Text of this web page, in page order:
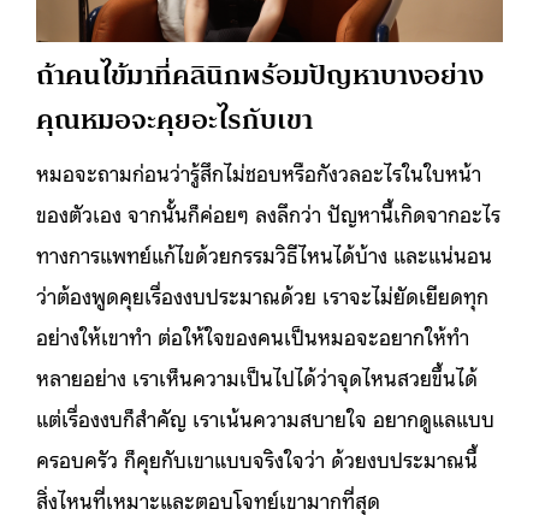
ถ้าคนไข้มาที่คลินิกพร้อมปัญหาบางอย่าง
คุณหมอจะคุยอะไรกับเขา
หมอจะถามก่อนว่ารู้สึกไม่ชอบหรือกังวลอะไรในใบหน้า
ของตัวเอง จากนั้นก็ค่อยๆ ลงลึกว่า ปัญหานี้เกิดจากอะไร
ทางการแพทย์แก้ไขด้วยกรรมวิธีไหนได้บ้าง และแน่นอน
ว่าต้องพูดคุยเรื่องงบประมาณด้วย เราจะไม่ยัดเยียดทุก
อย่างให้เขาทำ ต่อให้ใจของคนเป็นหมอจะอยากให้ทำ
หลายอย่าง เราเห็นความเป็นไปได้ว่าจุดไหนสวยขึ้นได้
แต่เรื่องงบก็สำคัญ เราเน้นความสบายใจ อยากดูแลแบบ
ครอบครัว ก็คุยกับเขาแบบจริงใจว่า ด้วยงบประมาณนี้
สิ่งไหนที่เหมาะและตอบโจทย์เขามากที่สุด